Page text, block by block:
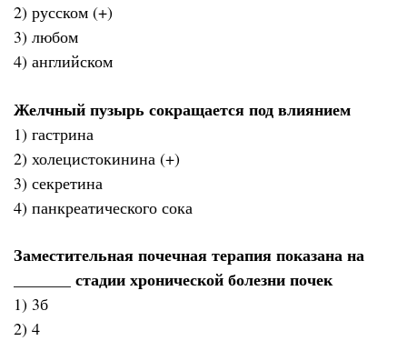
2) русском (+)
3) любом
4) английском
Желчный пузырь сокращается под влиянием
1) гастрина
2) холецистокинина (+)
3) секретина
4) панкреатического сока
Заместительная почечная терапия показана на
_______ стадии хронической болезни почек
1) 3б
2) 4